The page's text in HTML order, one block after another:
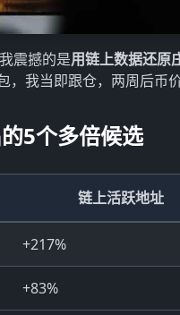
震撼的是用链上数据还原
我当即跟仓，两周后币价
5个多倍候选
链上活跃地址
+217%
+83%